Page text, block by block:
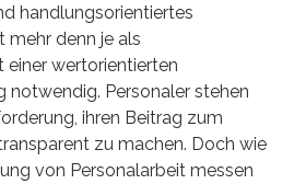
handlungsorientiertes
mehr denn je als
einer wertorientierten
notwendig. Personaler stehen
ihren Beitrag zum
zu machen. Doch wie
von Personalarbeit messen